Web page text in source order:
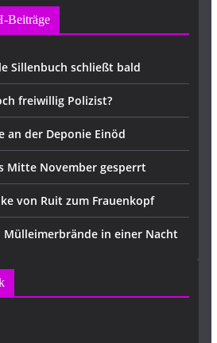
Beiträge
Sillenbuch schließt bald
freiwillig Polizist?
an der Deponie Einöd
Mitte November gesperrt
von Ruit zum Frauenkopf
Mülleimerbrände in einer Nacht